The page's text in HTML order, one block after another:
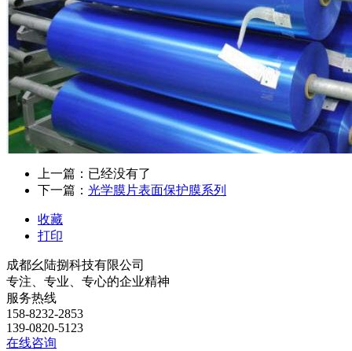
上一篇：已经没有了
下一篇： 光学膜片表面保护膜系列
收藏
打印
成都幺陆捌科技有限公司
专注、专业、专心的企业精神
服务热线
158-8232-2853
139-0820-5123
在线咨询